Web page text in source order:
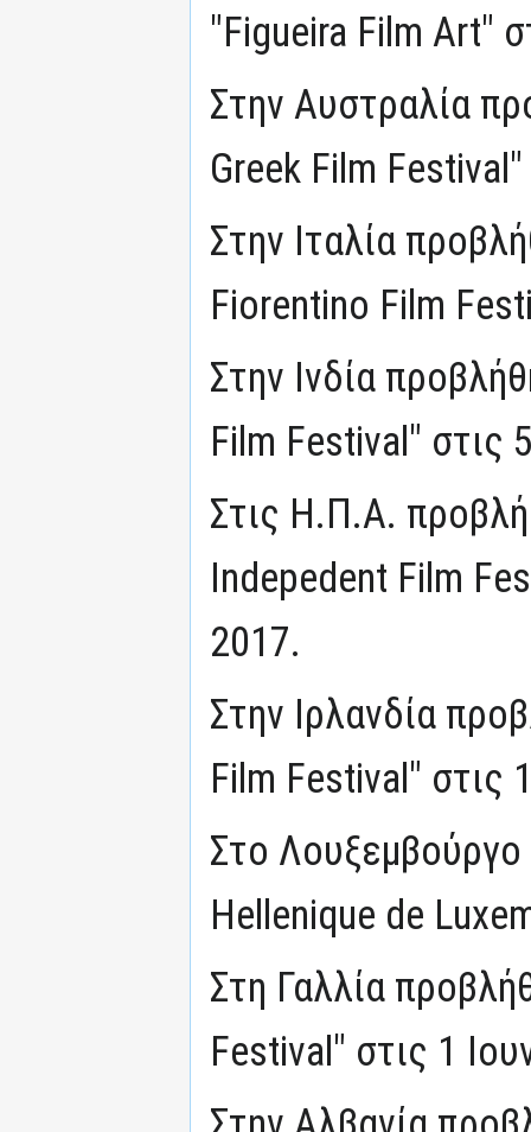
"Figueira Film Art"
Στην Αυστραλία
Greek Film
Στην Ιταλία
Fiorentino Film
Στην Ινδία
Film Festival" στις
Στις Η.Π.Α.
Indepedent Film
2017.
Στην Ιρλανδία
Film Festival" στις
Στο
Hellenique de
Στη Γαλλία
Festival" στις 1